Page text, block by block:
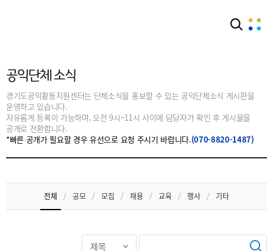
공익단체 소식
경기도공익활동지원센터는 단체소식을 홍보할 수 있는 공익단체소식 게시판을
운영하고 있습니다.
자유롭게 등록이 가능하며, 오전 9시~11시 사이에 담당자가 확인 후 게시물을
공개로 전환합니다.
*빠른 공개가 필요할 경우 유선으로 요청 주시기 바랍니다.(070-8820-1487)
전체 / 공모 / 모집 / 채용 / 교육 / 행사 / 기타